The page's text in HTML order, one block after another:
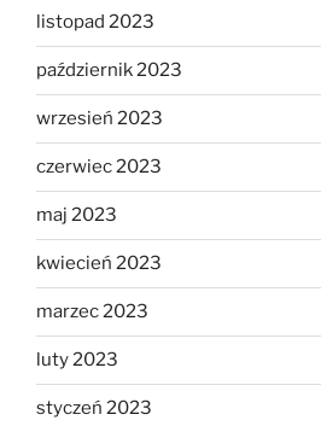
listopad 2023
październik 2023
wrzesień 2023
czerwiec 2023
maj 2023
kwiecień 2023
marzec 2023
luty 2023
styczeń 2023